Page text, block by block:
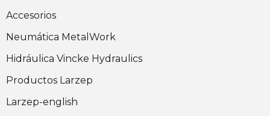
Accesorios
Neumática MetalWork
Hidráulica Vincke Hydraulics
Productos Larzep
Larzep-english